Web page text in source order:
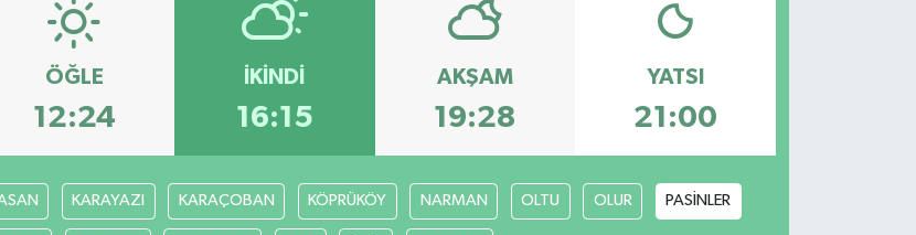
ÖĞLE
12:24
İKINDI
16:15
AKŞAM
19:28
YATSI
21:00
KARAYAZI KARAÇOBAN KÖPRÜKÖY NARMAN OLTU OLUR PASİNLER